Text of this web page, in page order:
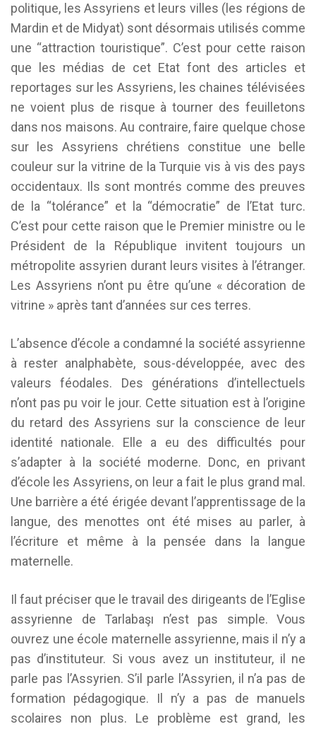
politique, les Assyriens et leurs villes (les régions de
Mardin et de Midyat) sont désormais utilisés comme
une “attraction touristique”. C’est pour cette raison
que les médias de cet Etat font des articles et
reportages sur les Assyriens, les chaines télévisées
ne voient plus de risque à tourner des feuilletons
dans nos maisons. Au contraire, faire quelque chose
sur les Assyriens chrétiens constitue une belle
couleur sur la vitrine de la Turquie vis à vis des pays
occidentaux. Ils sont montrés comme des preuves
de la “tolérance” et la “démocratie” de l’Etat turc.
C’est pour cette raison que le Premier ministre ou le
Président de la République invitent toujours un
métropolite assyrien durant leurs visites à l’étranger.
Les Assyriens n’ont pu être qu’une « décoration de
vitrine » après tant d’années sur ces terres.
L’absence d’école a condamné la société assyrienne
à rester analphabète, sous-développée, avec des
valeurs féodales. Des générations d’intellectuels
n’ont pas pu voir le jour. Cette situation est à l’origine
du retard des Assyriens sur la conscience de leur
identité nationale. Elle a eu des difficultés pour
s’adapter à la société moderne. Donc, en privant
d’école les Assyriens, on leur a fait le plus grand mal.
Une barrière a été érigée devant l’apprentissage de la
langue, des menottes ont été mises au parler, à
l’écriture et même à la pensée dans la langue
maternelle.
Il faut préciser que le travail des dirigeants de l’Eglise
assyrienne de Tarlabaşı n’est pas simple. Vous
ouvrez une école maternelle assyrienne, mais il n’y a
pas d’instituteur. Si vous avez un instituteur, il ne
parle pas l’Assyrien. S’il parle l’Assyrien, il n’a pas de
formation pédagogique. Il n’y a pas de manuels
scolaires non plus. Le problème est grand, les